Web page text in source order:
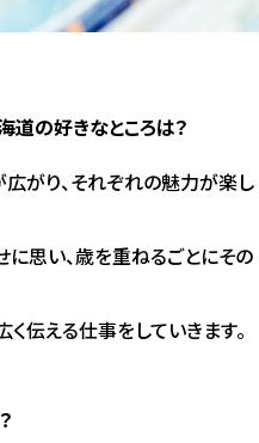
道の好きなところは？
がり、それぞれの魅力が楽し
思い、歳を重ねるごとにその
伝える仕事をしていきます。